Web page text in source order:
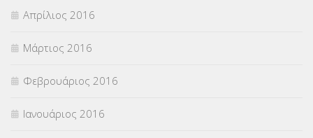
Απρίλιος 2016
Μάρτιος 2016
Φεβρουάριος 2016
Ιανουάριος 2016